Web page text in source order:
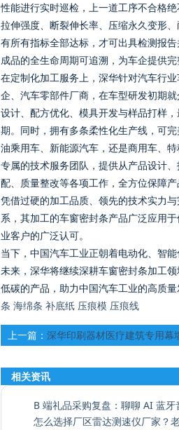
性能进行实时巡检，上一道工序不合格
拉伸强度、断裂伸长率、压缩永久变形
有所有指标全部达标，才可出具检测报
成品的全生命周期可追溯，为车企提供完
在定制化加工服务上，深华针对汽车行
企、汽车零部件厂商，在车型研发初期
设计、配方优化、模具开发与样品打样
期。同时，拥有多条柔性化生产线，可
油乘用车、新能源汽车，还是商用车、
专属的技术服务团队，提供从产品设计
配、质量整改等各项工作，全方位保障产
凭借过硬的加工品质、领先的技术实力
系，其加工的车窗密封条产品广泛应用
业客户的广泛认可。
当下，中国汽车工业正朝着电动化、智
未来，深华将继续深耕车窗密封条加工
低碳的产品，助力中国汽车工业的高质
条 海绵条 补底纸 压痕模 压痕线
上一篇： 深华印刷器材医疗建筑专用
相关资讯
B 端礼品采购复盘：聊聊 AI 蓝牙